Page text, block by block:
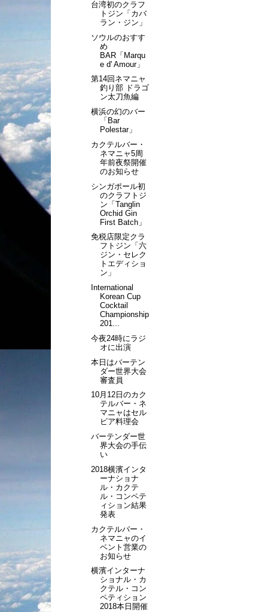
台湾初のクラフ
トジン「カバ
ラン・ジン」
ソウルのおすす
め
BAR「Marqu
e d' Amour」
第14回ネマニャ
釣り部 ドラゴ
ン太刀魚編
横浜の幻のバー
「Bar
Polestar」
カクテルバー・
ネマニャ5周
年前夜祭開催
のお知らせ
シンガポール初
のクラフトジ
ン「Tanglin
Orchid Gin
First Batch」
免税店限定クラ
フトジン「六
ジン・セレク
トエディショ
ン」
International
Korean Cup
Cocktail
Championship
201...
今夜24時にラジ
オに出演
本日はバーテン
ダー世界大会
審査員
10月12日のカク
テルバー・ネ
マニャはセル
ビア料理会
バーテンダー世
界大会の手伝
い
2018横濱インタ
ーナショナ
ル・カクテ
ル・コンペテ
ィション結果
発表
カクテルバー・
ネマニャのイ
ベント営業の
お知らせ
横濱インターナ
ショナル・カ
クテル・コン
ペティション
2018本日開催